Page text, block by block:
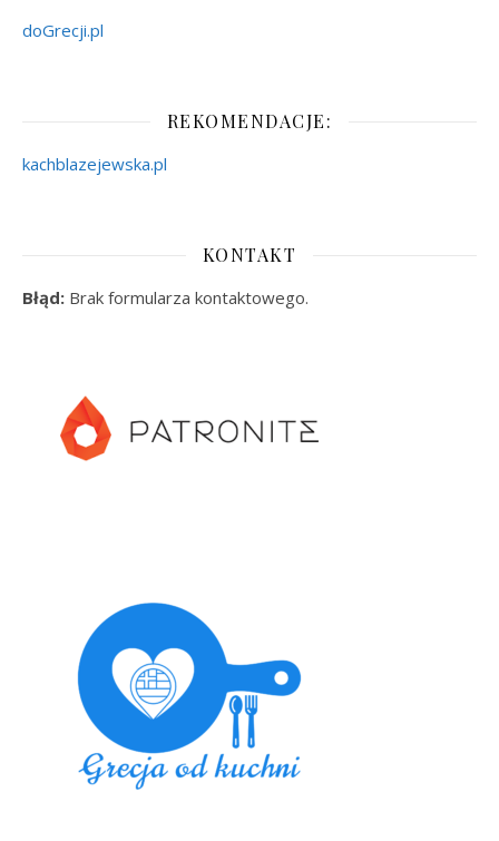
doGrecji.pl
REKOMENDACJE:
kachblazejewska.pl
KONTAKT
Błąd: Brak formularza kontaktowego.